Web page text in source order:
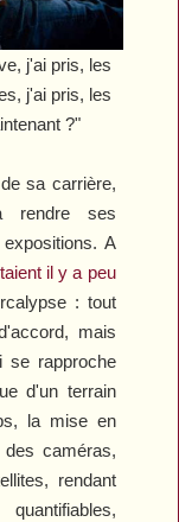
j'ai pris, les
j'ai pris, les
?"
sa carrière,
rendre ses
A
il y a peu
: tout
mais
se rapproche
d'un terrain
la mise en
caméras,
rendant